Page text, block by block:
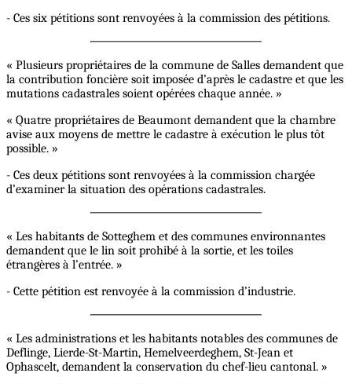
- Ces six pétitions sont renvoyées à la commission des pétitions.
« Plusieurs propriétaires de la commune de Salles demandent que
la contribution foncière soit imposée d’après le cadastre et que les
mutations cadastrales soient opérées chaque année. »
« Quatre propriétaires de Beaumont demandent que la chambre
avise aux moyens de mettre le cadastre à exécution le plus tôt
possible. »
- Ces deux pétitions sont renvoyées à la commission chargée
d’examiner la situation des opérations cadastrales.
« Les habitants de Sotteghem et des communes environnantes
demandent que le lin soit prohibé à la sortie, et les toiles
étrangères à l’entrée. »
- Cette pétition est renvoyée à la commission d’industrie.
« Les administrations et les habitants notables des communes de
Deflinge, Lierde-St-Martin, Hemelveerdeghem, St-Jean et
Ophascelt, demandent la conservation du chef-lieu cantonal. »